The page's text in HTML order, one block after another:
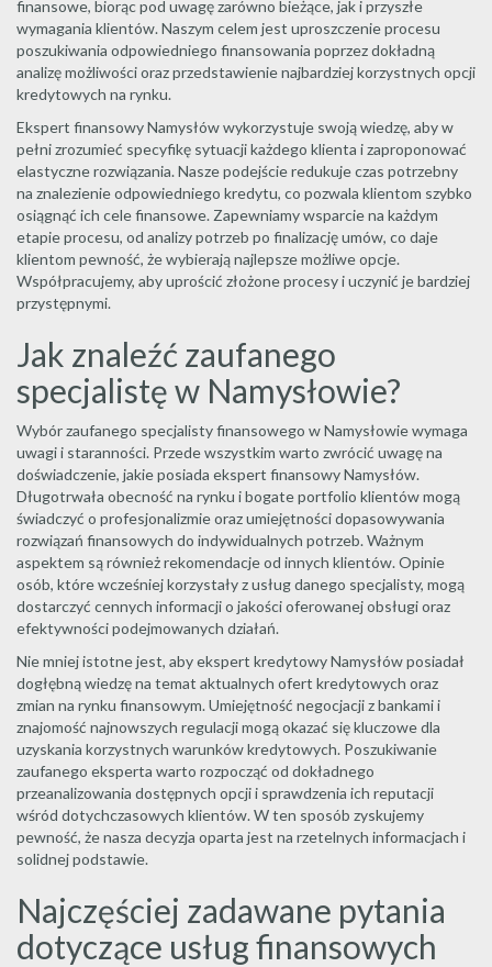
finansowe, biorąc pod uwagę zarówno bieżące, jak i przyszłe
wymagania klientów. Naszym celem jest uproszczenie procesu
poszukiwania odpowiedniego finansowania poprzez dokładną
analizę możliwości oraz przedstawienie najbardziej korzystnych opcji
kredytowych na rynku.
Ekspert finansowy Namysłów wykorzystuje swoją wiedzę, aby w
pełni zrozumieć specyfikę sytuacji każdego klienta i zaproponować
elastyczne rozwiązania. Nasze podejście redukuje czas potrzebny
na znalezienie odpowiedniego kredytu, co pozwala klientom szybko
osiągnąć ich cele finansowe. Zapewniamy wsparcie na każdym
etapie procesu, od analizy potrzeb po finalizację umów, co daje
klientom pewność, że wybierają najlepsze możliwe opcje.
Współpracujemy, aby uprościć złożone procesy i uczynić je bardziej
przystępnymi.
Jak znaleźć zaufanego
specjalistę w Namysłowie?
Wybór zaufanego specjalisty finansowego w Namysłowie wymaga
uwagi i staranności. Przede wszystkim warto zwrócić uwagę na
doświadczenie, jakie posiada ekspert finansowy Namysłów.
Długotrwała obecność na rynku i bogate portfolio klientów mogą
świadczyć o profesjonalizmie oraz umiejętności dopasowywania
rozwiązań finansowych do indywidualnych potrzeb. Ważnym
aspektem są również rekomendacje od innych klientów. Opinie
osób, które wcześniej korzystały z usług danego specjalisty, mogą
dostarczyć cennych informacji o jakości oferowanej obsługi oraz
efektywności podejmowanych działań.
Nie mniej istotne jest, aby ekspert kredytowy Namysłów posiadał
dogłębną wiedzę na temat aktualnych ofert kredytowych oraz
zmian na rynku finansowym. Umiejętność negocjacji z bankami i
znajomość najnowszych regulacji mogą okazać się kluczowe dla
uzyskania korzystnych warunków kredytowych. Poszukiwanie
zaufanego eksperta warto rozpocząć od dokładnego
przeanalizowania dostępnych opcji i sprawdzenia ich reputacji
wśród dotychczasowych klientów. W ten sposób zyskujemy
pewność, że nasza decyzja oparta jest na rzetelnych informacjach i
solidnej podstawie.
Najczęściej zadawane pytania
dotyczące usług finansowych